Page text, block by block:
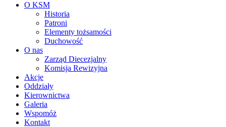
O KSM
Historia
Patroni
Elementy tożsamości
Duchowość
O nas
Zarząd Diecezjalny
Komisja Rewizyjna
Akcje
Oddziały
Kierownictwa
Galeria
Wspomóż
Kontakt